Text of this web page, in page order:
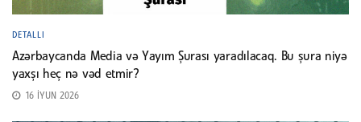
DETALLI
Azərbaycanda Media və Yayım Şurası yaradılacaq. Bu şura niyə
yaxşı heç nə vəd etmir?
16 İYUN 2026